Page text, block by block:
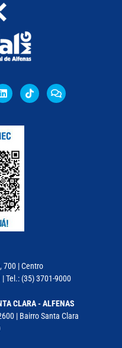
700 | Centro
Tel.: (35) 3701-9000
CLARA - ALFENAS
| Bairro Santa Clara